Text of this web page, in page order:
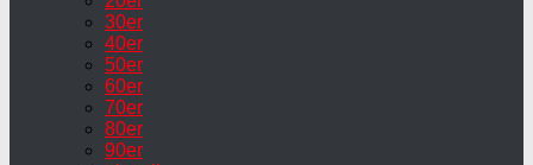
30er
40er
50er
60er
70er
80er
90er